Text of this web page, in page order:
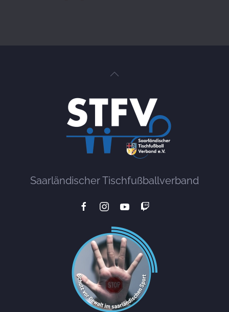
Saarländischer Tischfußballverband